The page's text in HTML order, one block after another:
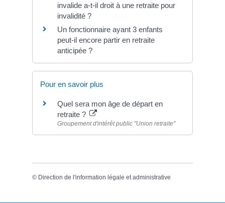
invalide a-t-il droit à une retraite pour
invalidité ?
Un fonctionnaire ayant 3 enfants
peut-il encore partir en retraite
anticipée ?
Pour en savoir plus
Quel sera mon âge de départ en
retraite ?
Groupement d'intérêt public "Union retraite"
© Direction de l'information légale et administrative